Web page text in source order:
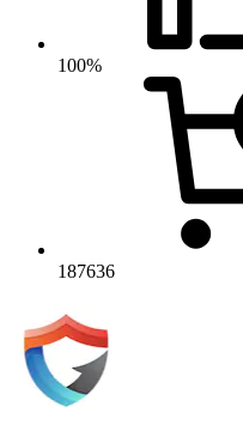
100%
187636